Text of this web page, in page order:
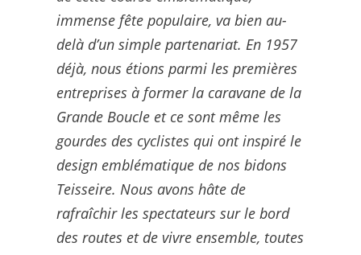
immense fête populaire, va bien au-
delà d’un simple partenariat. En 1957
déjà, nous étions parmi les premières
entreprises à former la caravane de la
Grande Boucle et ce sont même les
gourdes des cyclistes qui ont inspiré le
design emblématique de nos bidons
Teisseire. Nous avons hâte de
rafraîchir les spectateurs sur le bord
des routes et de vivre ensemble, toutes